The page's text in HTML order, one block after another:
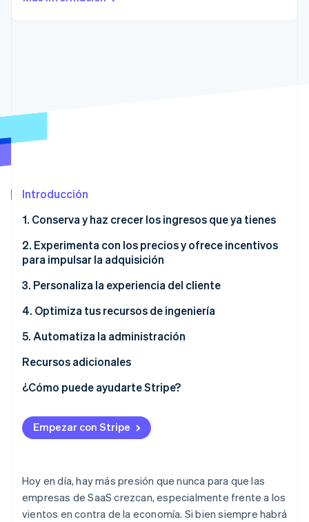
Introducción
1. Conserva y haz crecer los ingresos que ya tienes
2. Experimenta con los precios y ofrece incentivos
para impulsar la adquisición
3. Personaliza la experiencia del cliente
4. Optimiza tus recursos de ingeniería
5. Automatiza la administración
Recursos adicionales
¿Cómo puede ayudarte Stripe?
Empezar con Stripe
Hoy en día, hay más presión que nunca para que las
empresas de SaaS crezcan, especialmente frente a los
vientos en contra de la economía. Si bien siempre habrá